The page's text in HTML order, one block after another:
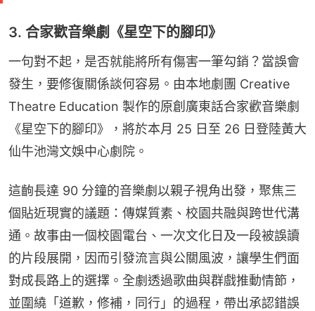
3. 合家歡音樂劇《星空下的腳印》
一句對不起，是否就能將所有傷害一筆勾銷？當誤會
發生，要修復關係談何容易。由本地劇團 Creative
Theatre Education 製作的原創廣東話合家歡音樂劇
《星空下的腳印》，將於本月 25 日至 26 日登陸黃大
仙牛池灣文娛中心劇院。
這齣長達 90 分鐘的音樂劇以親子視角出發，聚焦三
個貼近現實的議題：傳媒質素、校園共融與跨世代溝
通。故事由一個校園電台、一次文化日及一段被誤讀
的片段展開，因而引發流言與公關風波，讓學生們面
對成長路上的選擇。全劇透過歌曲與群戲推動情節，
並圍繞「道歉，修補，同行」的過程，帶出承認錯誤